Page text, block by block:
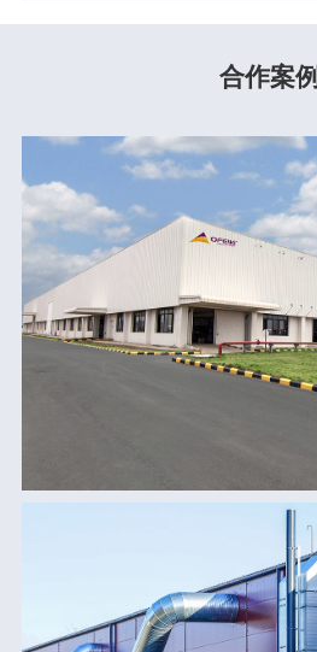
合作案例